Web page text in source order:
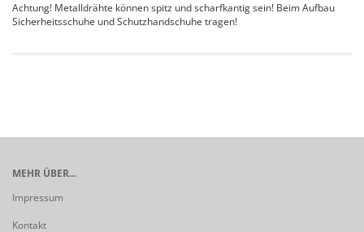
Achtung! Metalldrähte können spitz und scharfkantig sein! Beim Aufbau
Sicherheitsschuhe und Schutzhandschuhe tragen!
MEHR ÜBER...
Impressum
Kontakt